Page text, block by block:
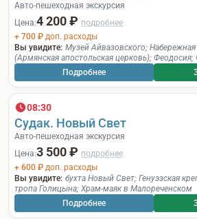
Авто-пешеходная экскурсия
Цена:4 200 ₽ подробнее
+ 700 ₽ доп. расходы
Вы увидите: Музей Айвазовского;
(Армянская апостольская церковь); Феодосия;
Подробнее
08:30
Судак. Новый Свет
Авто-пешеходная экскурсия
Цена:3 500 ₽ подробнее
+ 600 ₽ доп. расходы
Вы увидите: бухта Новый Свет; Генуэзская
тропа Голицына; Храм-маяк в Малореченском
Подробнее